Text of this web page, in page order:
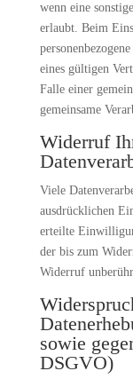
wenn eine
erlaubt. Beim
eines gültigen
Falle einer
gemeinsame
Widerruf
Viele
ausdrücklichen
erteilte
der bis zum
Widerruf
sowie
DSGVO)